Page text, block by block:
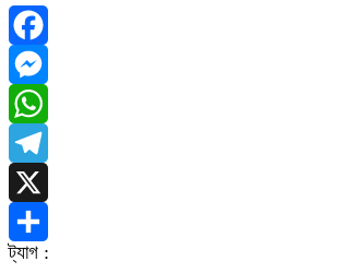
Facebook
Messenger
WhatsApp
Telegram
X
Share
ট্যাগ :